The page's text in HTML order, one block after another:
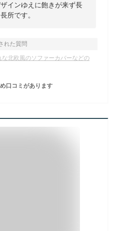
インゆえに飽きが来ず長
所です。
れた質問
北欧風のソファーカバーなどの
口コミがあります